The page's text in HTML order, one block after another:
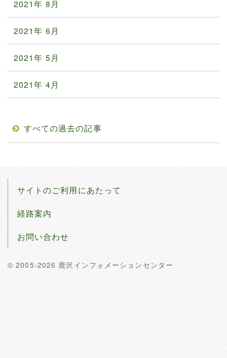
2021年 8月
2021年 6月
2021年 5月
2021年 4月
すべての過去の記事
サイトのご利用にあたって
経路案内
お問い合わせ
© 2005-2026 鹿沢インフォメーションセンター